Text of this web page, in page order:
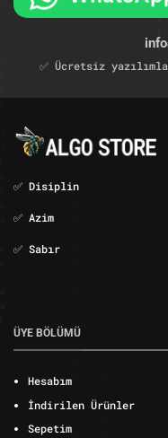
✅ Ücretsiz
✅ Disiplin
✅ Azim
✅ Sabır
ÜYE BÖLÜMÜ
Hesabım
İndirilen Ürünler
Sepetim